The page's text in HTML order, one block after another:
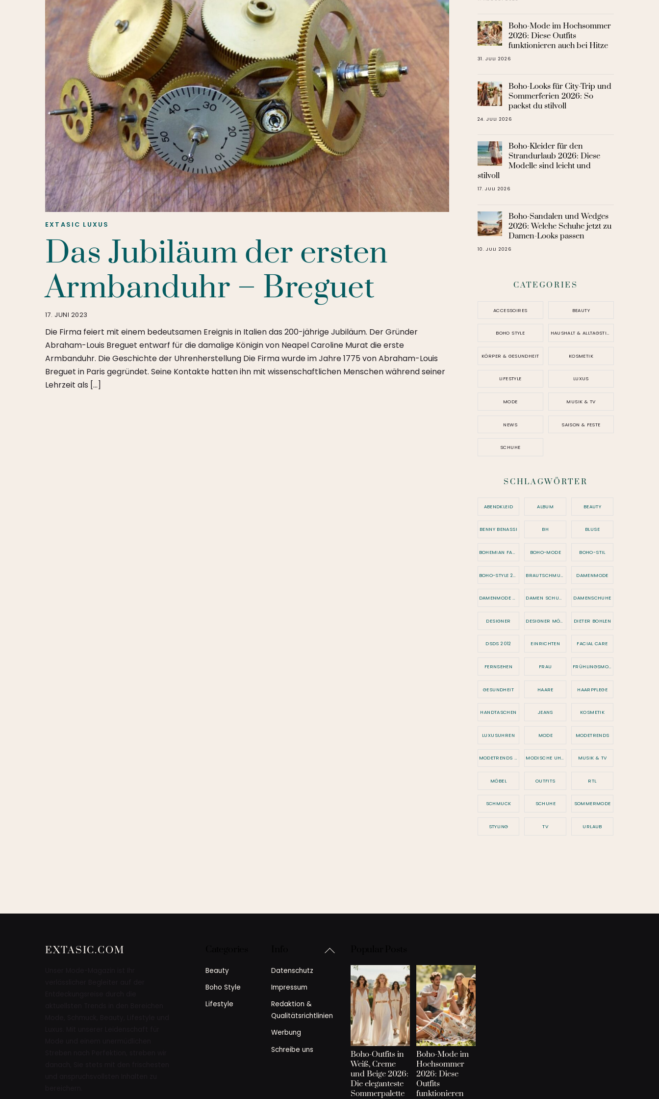
17. JUNI 2023
Das Jubiläum der ersten
Armbanduhr – Breguet
EXTASIC LUXUS
Die Firma feiert mit einem bedeutsamen Ereignis in Italien das 200-jährige Jubiläum. Der Gründer
Abraham-Louis Breguet entwarf für die damalige Königin von Neapel Caroline Murat die erste
Armbanduhr. Die Geschichte der Uhrenherstellung Die Firma wurde im Jahre 1775 von Abraham-Louis
Breguet in Paris gegründet. Seine Kontakte hatten ihn mit wissenschaftlichen Menschen während seiner
Lehrzeit als […]
Boho-Mode im Hochsommer
2026: Diese Outfits
funktionieren auch bei Hitze
31. JULI 2026
Boho-Looks für City-Trip und
Sommerferien 2026: So
packst du stilvoll
24. JULI 2026
Boho-Kleider für den
Strandurlaub 2026: Diese
Modelle sind leicht und
stilvoll
17. JULI 2026
Boho-Sandalen und Wedges
2026: Welche Schuhe jetzt zu
Damen-Looks passen
10. JULI 2026
CATEGORIES
ACCESSOIRES BEAUTY
BOHO STYLE HAUSHALT & ALLTAGSTIPPS
KÖRPER & GESUNDHEIT KOSMETIK
LIFESTYLE LUXUS
MODE MUSIK & TV
NEWS SAISON & FESTE
SCHUHE
SCHLAGWÖRTER
ABENDKLEID ALBUM BEAUTY
BENNY BENASSI BH BLUSE
BOHEMIAN FASHION BOHO-MODE BOHO-STIL
DAMENMODE
DAMENMODE 2026 DAMEN SCHUHE DAMENSCHUHE
DESIGNER DESIGNER MÖBEL DIETER BOHLEN
DSDS 2012 EINRICHTEN FACIAL CARE
FERNSEHEN FRAU FRÜHLINGSMODE
GESUNDHEIT HAARE HAARPFLEGE
HANDTASCHEN JEANS KOSMETIK
LUXUSUHREN MODE MODETRENDS
MODETRENDS 2026 MODISCHE UHREN MUSIK & TV
MÖBEL OUTFITS RTL
SCHMUCK SCHUHE SOMMERMODE
STYLING TV URLAUB
Back
EXTASIC.COM
Beauty
Boho Style
Lifestyle
Datenschutz
Impressum
Redaktion &
Qualitätsrichtlinien
Werbung
Schreibe uns
Boho-Outfits in
Weiß, Creme
und Beige 2026:
Die eleganteste
Sommerpalette
Boho-Mode im
Hochsommer
2026: Diese
Outfits
funktionieren